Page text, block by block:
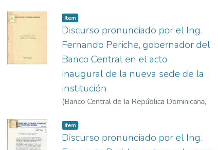
Item
Discurso pronunciado por el Ing.
Fernando Periche, gobernador del
Banco Central en el acto
inaugural de la nueva sede de la
institución
(Banco Central de la República Dominicana,
Item
Discurso pronunciado por el Ing.